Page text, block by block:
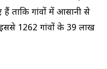
हैं ताकि गांवों में आसानी से
1262 गांवों के 39 लाख